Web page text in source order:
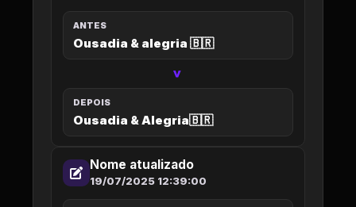
ANTES
Ousadia & alegria 🇧🇷
>
DEPOIS
Ousadia & Alegria🇧🇷
Nome atualizado
19/07/2025 12:39:00